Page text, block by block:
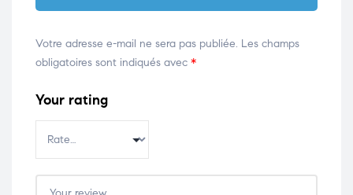
Votre adresse e-mail ne sera pas publiée. Les champs
obligatoires sont indiqués avec *
Your rating